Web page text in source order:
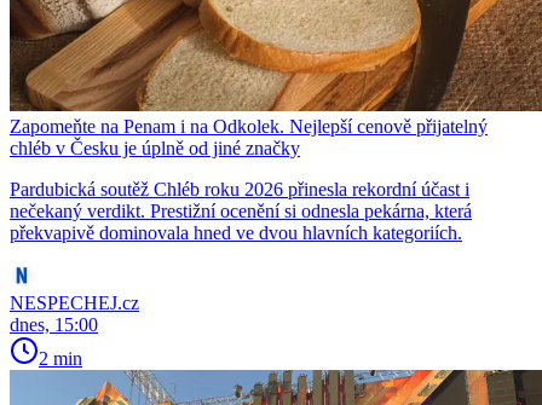
Zapomeňte na Penam i na Odkolek. Nejlepší cenově přijatelný
chléb v Česku je úplně od jiné značky
Pardubická soutěž Chléb roku 2026 přinesla rekordní účast i
nečekaný verdikt. Prestižní ocenění si odnesla pekárna, která
překvapivě dominovala hned ve dvou hlavních kategoriích.
NESPECHEJ.cz
dnes, 15:00
2 min